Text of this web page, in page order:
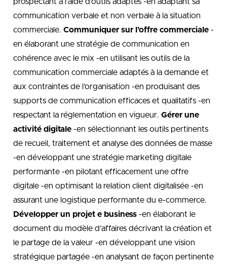
communication verbale et non verbale à la situation
commerciale. Communiquer sur l’offre commerciale -
en élaborant une stratégie de communication en
cohérence avec le mix -en utilisant les outils de la
communication commerciale adaptés à la demande et
aux contraintes de l’organisation -en produisant des
supports de communication efficaces et qualitatifs -en
respectant la réglementation en vigueur. Gérer une
activité digitale -en sélectionnant les outils pertinents
de recueil, traitement et analyse des données de masse
-en développant une stratégie marketing digitale
performante -en pilotant efficacement une offre
digitale -en optimisant la relation client digitalisée -en
assurant une logistique performante du e-commerce.
Développer un projet e business -en élaborant le
document du modèle d’affaires décrivant la création et
le partage de la valeur -en développant une vision
stratégique partagée -en analysant de façon pertinente